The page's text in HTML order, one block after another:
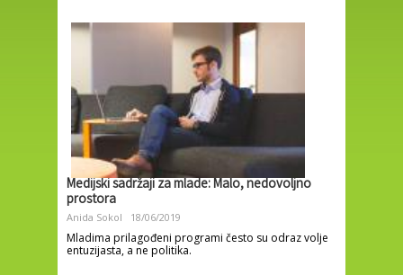
Medijski sadržaji za mlade: Malo, nedovoljno
prostora
Anida Sokol 18/06/2019
Mladima prilagođeni programi često su odraz volje
entuzijasta, a ne politika.